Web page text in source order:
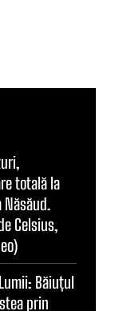
totală la
Celsius,
Băiuțul
prin